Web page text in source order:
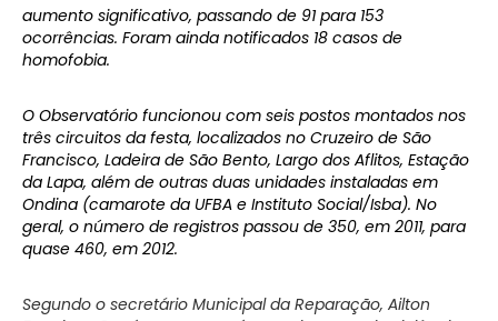
aumento significativo, passando de 91 para 153
ocorrências. Foram ainda notificados 18 casos de
homofobia.
O Observatório funcionou com seis postos montados nos
três circuitos da festa, localizados no Cruzeiro de São
Francisco, Ladeira de São Bento, Largo dos Aflitos, Estação
da Lapa, além de outras duas unidades instaladas em
Ondina (camarote da UFBA e Instituto Social/Isba). No
geral, o número de registros passou de 350, em 2011, para
quase 460, em 2012.
Segundo o secretário Municipal da Reparação, Ailton